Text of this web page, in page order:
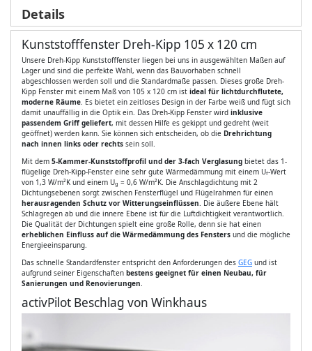
Details
Kunststofffenster Dreh-Kipp 105 x 120 cm
Unsere Dreh-Kipp Kunststofffenster liegen bei uns in ausgewählten Maßen auf
Lager und sind die perfekte Wahl, wenn das Bauvorhaben schnell
abgeschlossen werden soll und die Standardmaße passen. Dieses große Dreh-
Kipp Fenster mit einem Maß von 105 x 120 cm ist ideal für lichtdurchflutete,
moderne Räume . Es bietet ein zeitloses Design in der Farbe weiß und fügt sich
damit unauffällig in die Optik ein. Das Dreh-Kipp Fenster wird inklusive
passendem Griff geliefert, mit dessen Hilfe es gekippt und gedreht (weit
geöffnet) werden kann. Sie können sich entscheiden, ob die Drehrichtung
nach innen links oder rechts sein soll.
Mit dem 5-Kammer-Kunststoffprofil und der 3-fach Verglasung bietet das 1-
flügelige Dreh-Kipp-Fenster eine sehr gute Wärmedämmung mit einem Uf-Wert
von 1,3 W/m²K und einem Ug = 0,6 W/m²K. Die Anschlagdichtung mit 2
Dichtungsebenen sorgt zwischen Fensterflügel und Flügelrahmen für einen
herausragenden Schutz vor Witterungseinflüssen . Die äußere Ebene hält
Schlagregen ab und die innere Ebene ist für die Luftdichtigkeit verantwortlich.
Die Qualität der Dichtungen spielt eine große Rolle, denn sie hat einen
erheblichen Einfluss auf die Wärmedämmung des Fensters und die mögliche
Energieeinsparung.
Das schnelle Standardfenster entspricht den Anforderungen des GEG und ist
aufgrund seiner Eigenschaften bestens geeignet für einen Neubau, für
Sanierungen und Renovierungen
activPilot Beschlag von Winkhaus